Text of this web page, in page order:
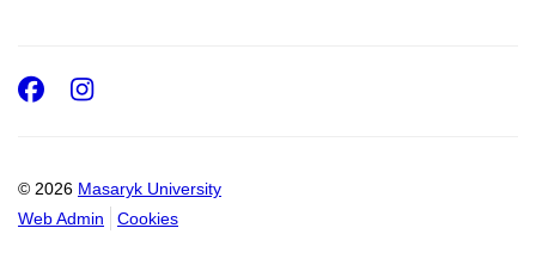
© 2026 Masaryk University
Web Admin
Cookies
Facebook
Instagram